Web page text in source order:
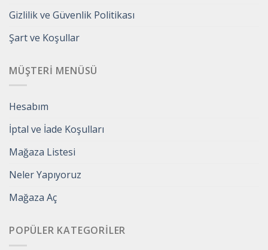
Gizlilik ve Güvenlik Politikası
Şart ve Koşullar
MÜŞTERI MENÜSÜ
Hesabım
İptal ve İade Koşulları
Mağaza Listesi
Neler Yapıyoruz
Mağaza Aç
POPÜLER KATEGORILER